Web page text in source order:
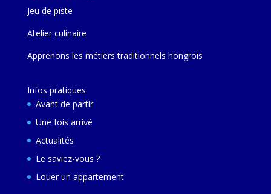
Jeu de piste
Atelier culinaire
Apprenons les métiers traditionnels hongrois
Infos pratiques
Avant de partir
Une fois arrivé
Actualités
Le saviez-vous ?
Louer un appartement